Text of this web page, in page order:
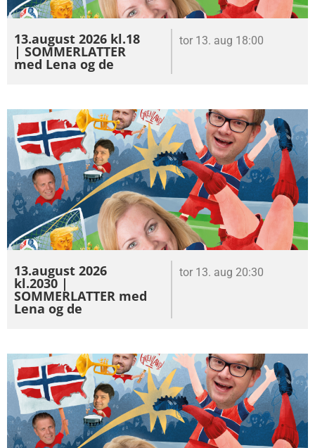
13.august 2026 kl.18
| SOMMERLATTER
med Lena og de
tor 13. aug 18:00
13.august 2026
kl.2030 |
SOMMERLATTER med
Lena og de
tor 13. aug 20:30